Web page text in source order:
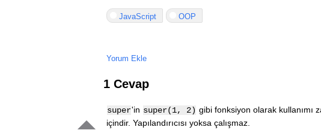
JavaScript OOP
Yorum Ekle
1 Cevap
super'in super(1, 2) gibi fonksiyon olarak kullanımı
içindir. Yapılandırıcısı yoksa çalışmaz.